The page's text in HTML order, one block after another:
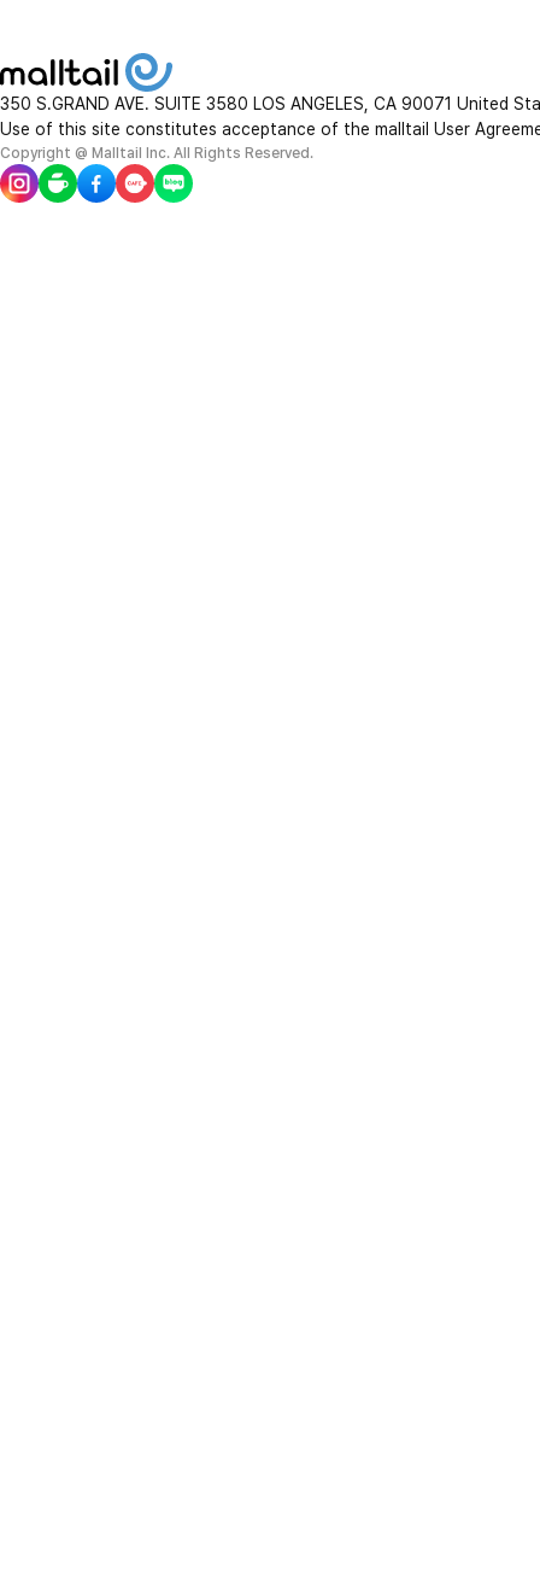
350 S.GRAND AVE. SUITE 3580 LOS ANGELES, CA 90071 United
Use of this site constitutes acceptance of the malltail User
Copyright @ Malltail Inc. All Rights Reserved.